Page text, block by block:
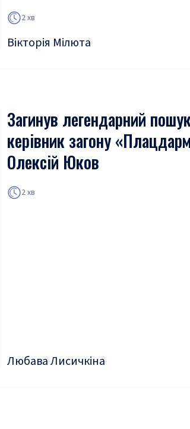
2 хв
Вікторія Мілюта
Загинув легендарний
керівник загону
Олексій Юков
2 хв
Любава Лисичкіна